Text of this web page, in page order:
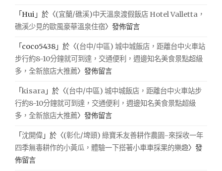
「Hui 」於〈(宜蘭/礁溪)中天溫泉渡假飯店 Hotel Valletta，
礁溪少見的歐風豪華溫泉住宿〉發佈留言
「 coco5438 」於〈(台中/中區) 城中城飯店，距離台中火車站
步行約8-10分鐘就可到達，交通便利，週邊知名美食景點超級
多，全新旅店大推薦〉發佈留言
「kisara 」於〈(台中/中區) 城中城飯店，距離台中火車站步
行約8-10分鐘就可到達，交通便利，週邊知名美食景點超級
多，全新旅店大推薦〉發佈留言
「沈開偉 」於〈(彰化/埤頭) 綠寶禾友善耕作農園-來採收一年
四季無毒耕作的小黃瓜，體驗一下搭著小車車採果的樂趣〉發
佈留言